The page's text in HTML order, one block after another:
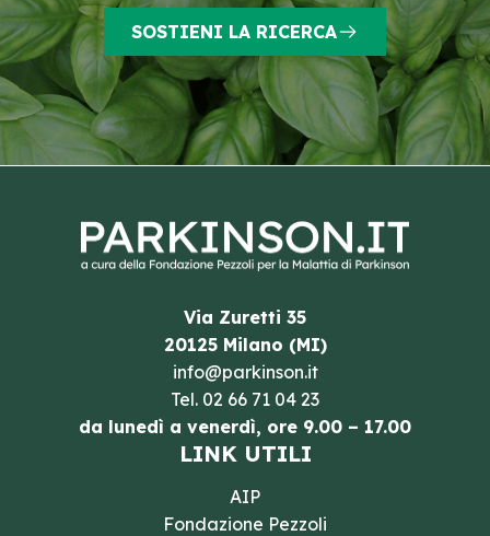
SOSTIENI LA RICERCA
Via Zuretti 35
20125 Milano (MI)
info@parkinson.it
Tel. 02 66 71 04 23
da lunedì a venerdì, ore 9.00 – 17.00
LINK UTILI
AIP
Fondazione Pezzoli